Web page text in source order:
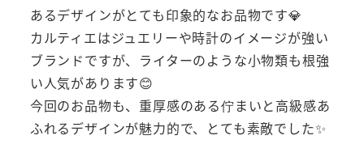
あるデザインがとても印象的なお品物です💎
カルティエはジュエリーや時計のイメージが強い
ブランドですが、ライターのような小物類も根強
い人気があります😊
今回のお品物も、重厚感のある佇まいと高級感あ
ふれるデザインが魅力的で、とても素敵でした✨